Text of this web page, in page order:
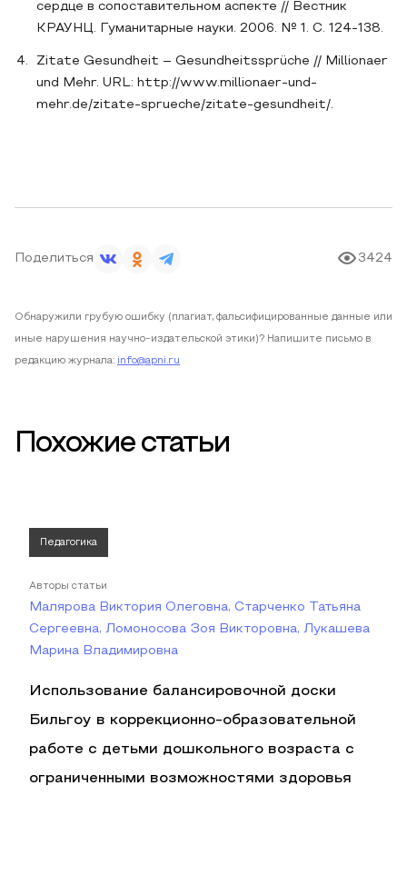
сердце в сопоставительном аспекте // Вестник
КРАУНЦ. Гуманитарные науки. 2006. № 1. С. 124-138.
Zitate Gesundheit – Gesundheitssprüche // Millionaer
und Mehr. URL: http://www.millionaer-und-
mehr.de/zitate-sprueche/zitate-gesundheit/.
Поделиться 3424
Обнаружили грубую ошибку (плагиат, фальсифицированные данные или
иные нарушения научно-издательской этики)? Напишите письмо в
редакцию журнала: info@apni.ru
Похожие статьи
Педагогика
Авторы статьи
Малярова Виктория Олеговна, Старченко Татьяна
Сергеевна, Ломоносова Зоя Викторовна, Лукашева
Марина Владимировна
Использование балансировочной доски
Бильгоу в коррекционно-образовательной
работе с детьми дошкольного возраста с
ограниченными возможностями здоровья